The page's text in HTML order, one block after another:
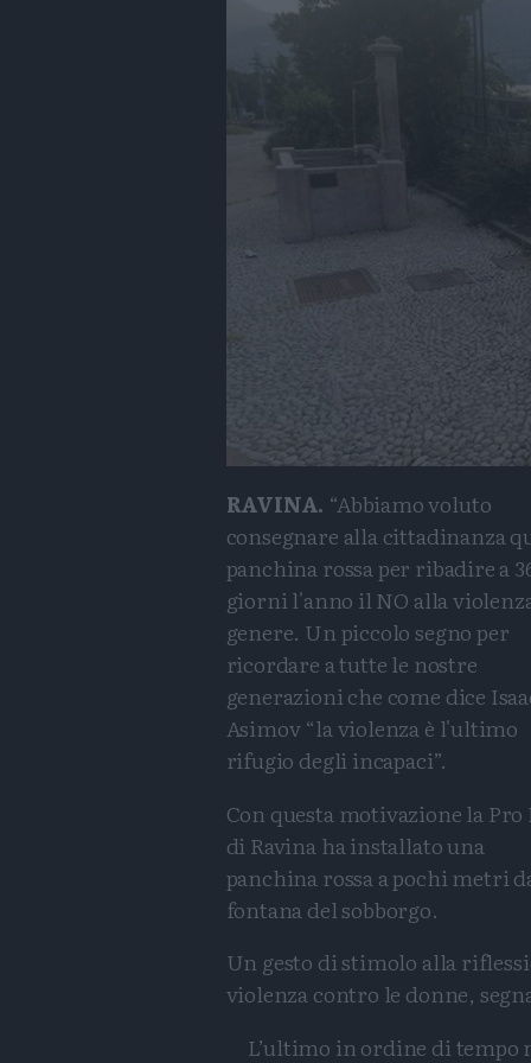
RAVINA. “Abbiamo voluto
consegnare alla cittadinanza
panchina rossa per ribadire a
giorni l'anno il NO alla
genere. Un piccolo segno per
ricordare a tutte le nostre
generazioni che come dice
Asimov “la violenza è l'ultimo
rifugio degli incapaci”.
Con questa motivazione la Pro
di Ravina ha installato una
panchina rossa a pochi metri
fontana del sobborgo.
Un gesto di stimolo alla
violenza contro le donne,
L’ultimo in ordine di tempo